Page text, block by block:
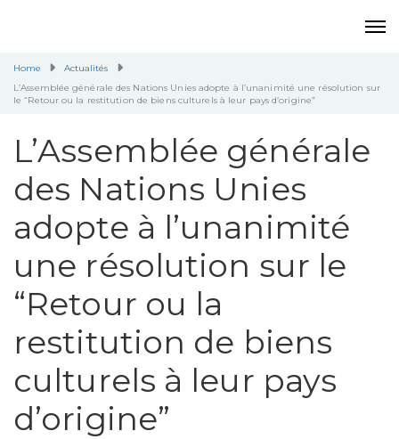
Home
Actualités
L’Assemblée générale des Nations Unies adopte à l’unanimité une résolution sur
le “Retour ou la restitution de biens culturels à leur pays d’origine”
L’Assemblée générale
des Nations Unies
adopte à l’unanimité
une résolution sur le
“Retour ou la
restitution de biens
culturels à leur pays
d’origine”